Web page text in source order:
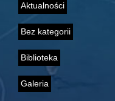
Aktualności
Bez kategorii
Biblioteka
Galeria